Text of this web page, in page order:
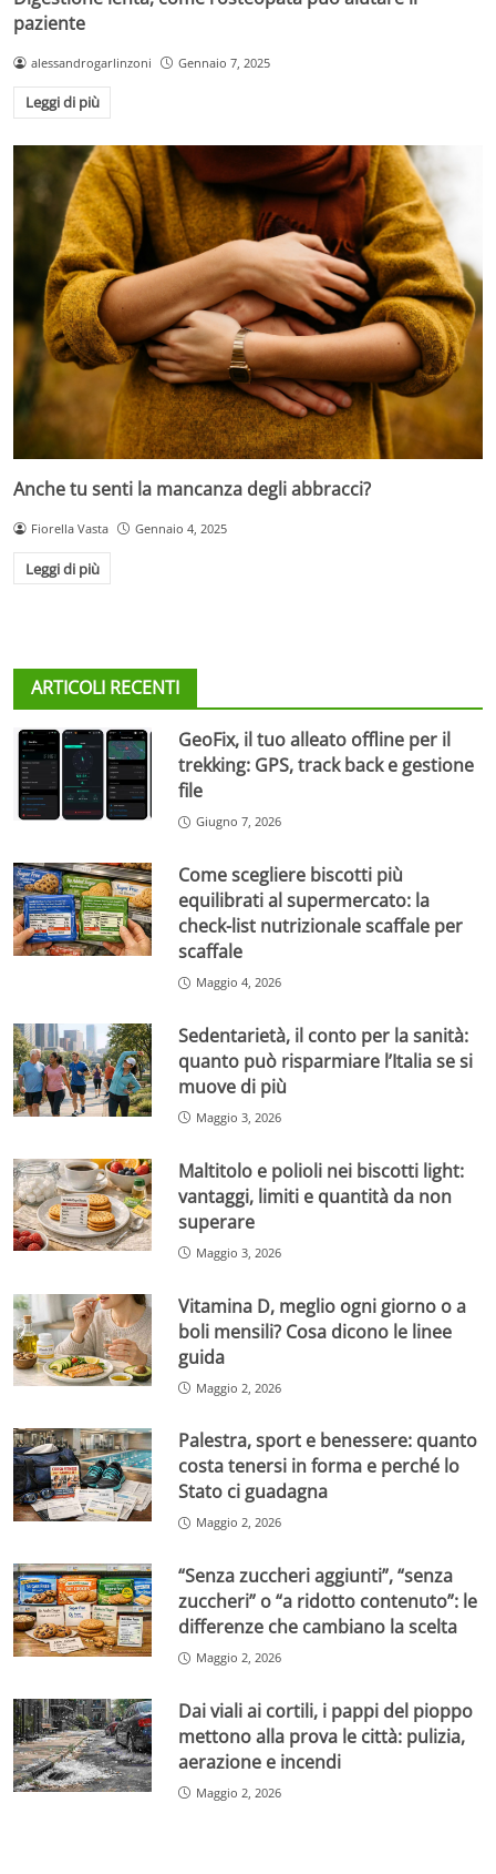
paziente
alessandrogarlinzoni Gennaio 7, 2025
Leggi di più
Anche tu senti la mancanza degli abbracci?
Fiorella Vasta Gennaio 4, 2025
Leggi di più
ARTICOLI RECENTI
GeoFix, il tuo alleato offline per il
trekking: GPS, track back e gestione
file
Giugno 7, 2026
Come scegliere biscotti più
equilibrati al supermercato: la
check-list nutrizionale scaffale per
scaffale
Maggio 4, 2026
Sedentarietà, il conto per la sanità:
quanto può risparmiare l’Italia se si
muove di più
Maggio 3, 2026
Maltitolo e polioli nei biscotti light:
vantaggi, limiti e quantità da non
superare
Maggio 3, 2026
Vitamina D, meglio ogni giorno o a
boli mensili? Cosa dicono le linee
guida
Maggio 2, 2026
Palestra, sport e benessere: quanto
costa tenersi in forma e perché lo
Stato ci guadagna
Maggio 2, 2026
“Senza zuccheri aggiunti”, “senza
zuccheri” o “a ridotto contenuto”: le
differenze che cambiano la scelta
Maggio 2, 2026
Dai viali ai cortili, i pappi del pioppo
mettono alla prova le città: pulizia,
aerazione e incendi
Maggio 2, 2026